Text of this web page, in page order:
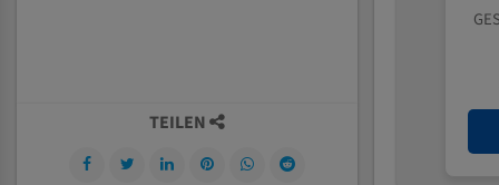
TEILEN